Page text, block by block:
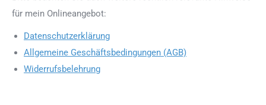
für mein Onlineangebot:
Datenschutzerklärung
Allgemeine Geschäftsbedingungen (AGB)
Widerrufsbelehrung